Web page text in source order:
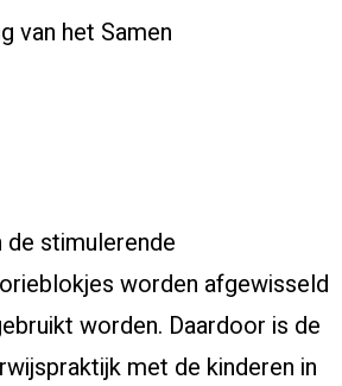
van het Samen
stimulerende
worden afgewisseld
worden. Daardoor is de
met de kinderen in